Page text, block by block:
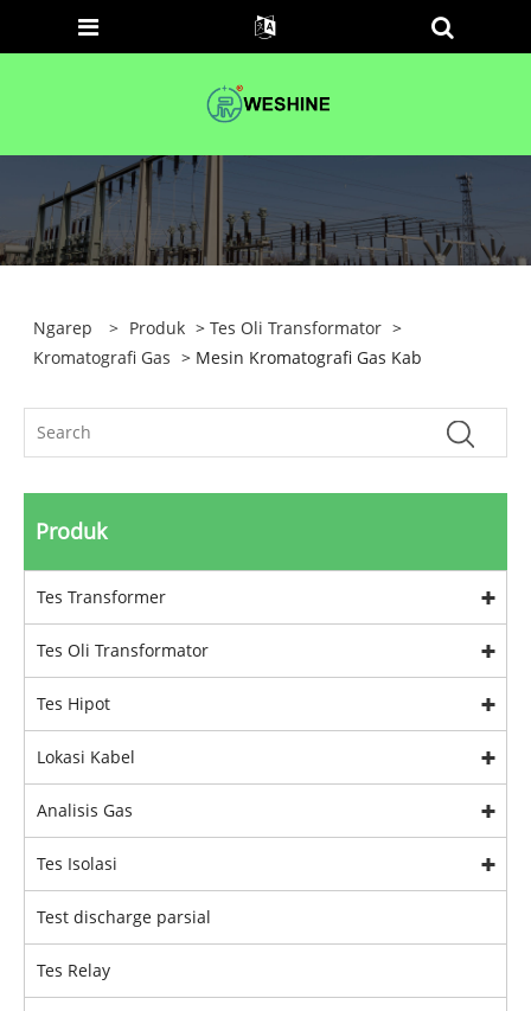
Ngarep > Produk >Tes Oli Transformator >
Kromatografi Gas > Mesin Kromatografi Gas Kab
Produk
Tes Transformer
Tes Oli Transformator
Tes Hipot
Lokasi Kabel
Analisis Gas
Tes Isolasi
Test discharge parsial
Tes Relay